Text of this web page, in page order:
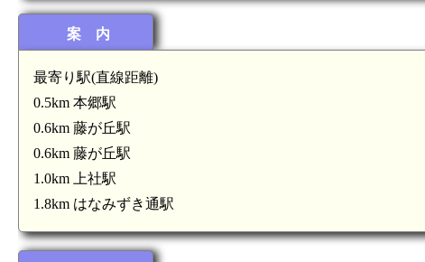
案 内
最寄り駅(直線距離)
0.5km 本郷駅
0.6km 藤が丘駅
0.6km 藤が丘駅
1.0km 上社駅
1.8km はなみずき通駅
城(5.6km)